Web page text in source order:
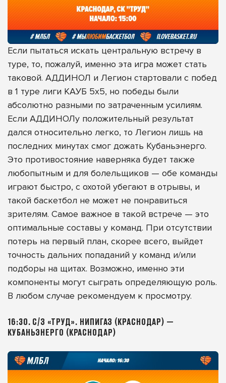
Если пытаться искать центральную встречу в
туре, то, пожалуй, именно эта игра может стать
таковой. АДДИНОЛ и Легион стартовали с побед
в 1 туре лиги КАУБ 5х5, но победы были
абсолютно разными по затраченным усилиям.
Если АДДИНОЛу положительный результат
дался относительно легко, то Легион лишь на
последних минутах смог дожать Кубаньэнерго.
Это противостояние наверняка будет также
любопытным и для болельщиков — обе команды
играют быстро, с охотой убегают в отрывы, и
такой баскетбол не может не понравиться
зрителям. Самое важное в такой встрече — это
оптимальные составы у команд. При отсутствии
потерь на первый план, скорее всего, выйдет
точность дальних попаданий у команд и/или
подборы на щитах. Возможно, именно эти
компоненты могут сыграть определяющую роль.
В любом случае рекомендуем к просмотру.
16:30. С/З «ТРУД». НИПИГАЗ (КРАСНОДАР) —
КУБАНЬЭНЕРГО (КРАСНОДАР)